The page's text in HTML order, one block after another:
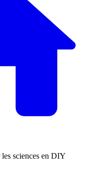
sciences en DIY